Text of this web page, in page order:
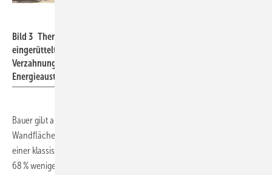
Bild 3 Thermisch aktivierte Mixed-in-Place-Wand mit
eingerüttelten Erdwärmesonden. Durch die kleinteilige
Verzahnung mit dem Erdreich kommt es zu einem sehr effizienten
Energieaustausch von Sonde und Erdreich.
Bauer gibt an, bereits mehr als 650 Baustellen mit mehr als 2,6 Mio. m
Wandfläche nach diesem Verfahren ausgeführt zu haben. Gegenüber
einer klassischen Bohrpfahlwand soll die Mixed-in-Place-Wand rund
68 % weniger Material benötigen und durch den geringeren Ab- bzw.